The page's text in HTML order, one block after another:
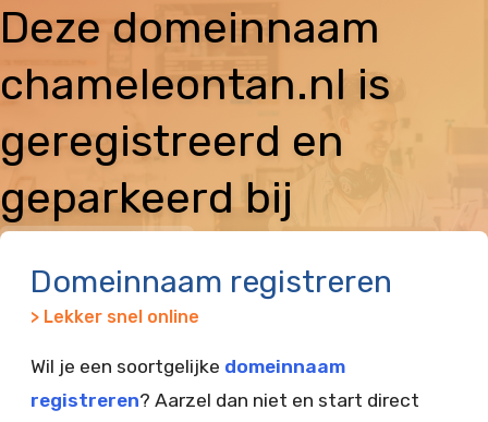
Deze domeinnaam
chameleontan.nl is
geregistreerd en
geparkeerd bij
Domeinnaam registreren
> Lekker snel online
Wil je een soortgelijke domeinnaam
registreren? Aarzel dan niet en start direct